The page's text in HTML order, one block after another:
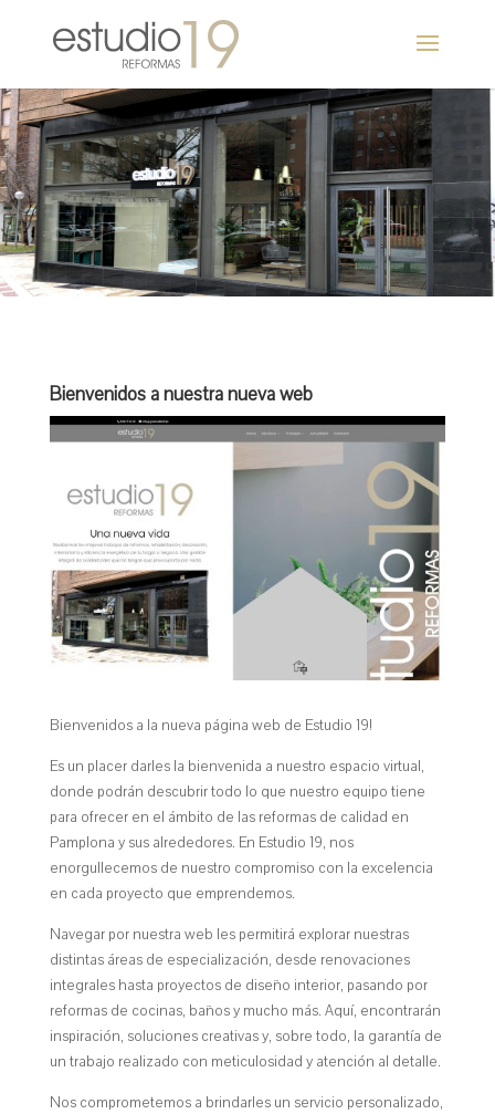
Bienvenidos a nuestra nueva web
Bienvenidos a la nueva página web de Estudio 19!
Es un placer darles la bienvenida a nuestro espacio virtual,
donde podrán descubrir todo lo que nuestro equipo tiene
para ofrecer en el ámbito de las reformas de calidad en
Pamplona y sus alrededores. En Estudio 19, nos
enorgullecemos de nuestro compromiso con la excelencia
en cada proyecto que emprendemos.
Navegar por nuestra web les permitirá explorar nuestras
distintas áreas de especialización, desde renovaciones
integrales hasta proyectos de diseño interior, pasando por
reformas de cocinas, baños y mucho más. Aquí, encontrarán
inspiración, soluciones creativas y, sobre todo, la garantía de
un trabajo realizado con meticulosidad y atención al detalle.
Nos comprometemos a brindarles un servicio personalizado,